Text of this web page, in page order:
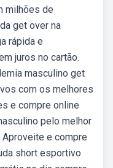
milhões de
get over na
rápida e
juros no cartão.
masculino get
com os melhores
e compre online
pelo melhor
Aproveite e compre
short esportivo